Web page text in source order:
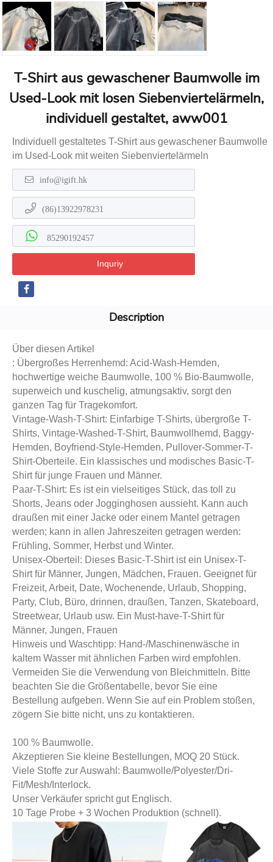
T-Shirt aus gewaschener Baumwolle im
Used-Look mit losen Siebenviertelärmeln,
individuell gestaltet, aww001
Individuell gestaltetes T-Shirt aus gewaschener Baumwolle
im Used-Look mit weiten Siebenviertelärmeln
info@igift.hk
(86)13922978231
85290192457
Inquriy
Description
Über diesen Artikel
: Übergroßes Herrenhemd: Acid-Wash-Hemden,
hochwertige weiche Baumwolle, 100 % Bio-Baumwolle,
superweich und kuschelig, atmungsaktiv, sorgt den
ganzen Tag für Tragekomfort.
Vintage-Wash-T-Shirt: Einfarbige T-Shirts, übergroße T-
Shirts, Vintage-Washed-T-Shirt, Baumwollhemd, Baggy-
Hemden, Boyfriend-Style-Hemden, Pullover-Sommer-T-
Shirt-Oberteile. Ein klassisches und modisches Basic-T-
Shirt für junge Frauen und Männer.
Paar-T-Shirt: Es ist ein vielseitiges Stück, das toll zu
Shorts, Jeans oder Jogginghosen aussieht. Kann auch
draußen mit einer Jacke oder einem Mantel getragen
werden; kann in allen Jahreszeiten getragen werden:
Frühling, Sommer, Herbst und Winter.
Unisex-Oberteil: Dieses Basic-T-Shirt ist ein Unisex-T-
Shirt für Männer, Jungen, Mädchen, Frauen. Geeignet für
Freizeit, Arbeit, Date, Wochenende, Urlaub, Shopping,
Party, Club, Büro, drinnen, draußen, Tanzen, Skateboard,
Streetwear, Urlaub usw. Ein Must-have-T-Shirt für
Männer, Jungen, Frauen
Hinweis und Waschtipp: Hand-/Maschinenwäsche in
kaltem Wasser mit ähnlichen Farben wird empfohlen.
Vermeiden Sie die Verwendung von Bleichmitteln. Bitte
beachten Sie die Größentabelle, bevor Sie eine
Bestellung aufgeben. Wenn Sie auf ein Problem stoßen,
zögern Sie bitte nicht, uns zu kontaktieren.
100 % Baumwolle.
Akzeptieren Sie kleine Bestellungen, MOQ 20 Stück.
Viele Stoffe zur Auswahl: Baumwolle/Polyester/Dri-
Fit/Mesh/Interlock.
Unser Verkäufer spricht gut Englisch.
10 Tage Probe + 3 Wochen Produktion (schnell).